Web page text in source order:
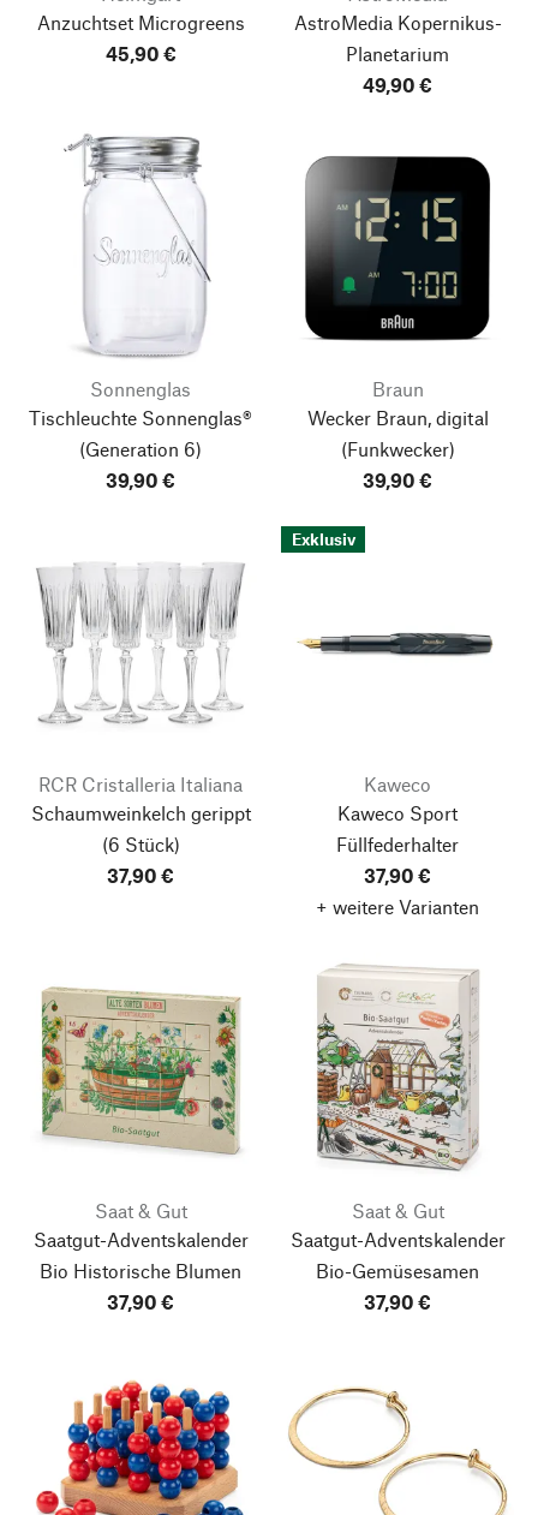
Anzuchtset Microgreens
45,90 €
AstroMedia Kopernikus-
Planetarium
49,90 €
Sonnenglas
Tischleuchte Sonnenglas®
(Generation 6)
39,90 €
Braun
Wecker Braun, digital
(Funkwecker)
39,90 €
RCR Cristalleria Italiana
Schaumweinkelch gerippt
(6 Stück)
37,90 €
Exklusiv
Kaweco
Kaweco Sport
Füllfederhalter
37,90 €
+ weitere Varianten
Saat & Gut
Saatgut-Adventskalender
Bio Historische Blumen
37,90 €
Saat & Gut
Saatgut-Adventskalender
Bio-Gemüsesamen
37,90 €